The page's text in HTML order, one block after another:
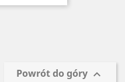
Powrót do góry 